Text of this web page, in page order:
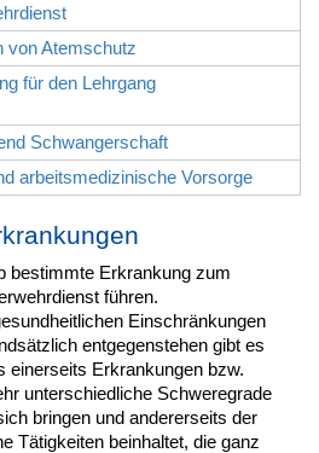
von Atemschutz
für den Lehrgang
Schwangerschaft
arbeitsmedizinische Vorsorge
bestimmte Erkrankung zum
führen.
Einschränkungen
entgegenstehen gibt es
einerseits Erkrankungen bzw.
unterschiedliche Schweregrade
bringen und andererseits der
Tätigkeiten beinhaltet, die ganz